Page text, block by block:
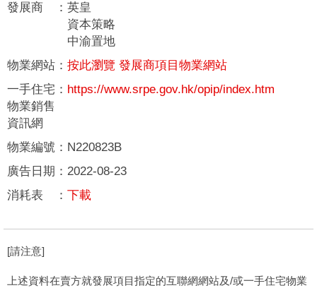
發展商
： 英皇
資本策略
中渝置地
物業網站 ： 按此瀏覽 發展商項目物業網站
一手住宅
物業銷售
資訊網
： https://www.srpe.gov.hk/opip/index.htm
物業編號 ： N220823B
廣告日期 ： 2022-08-23
消耗表
： 下載
[請注意]
上述資料在賣方就發展項目指定的互聯網網站及/或一手住宅物業